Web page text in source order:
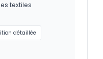
textiles
détaillée